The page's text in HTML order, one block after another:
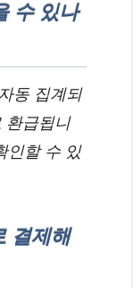
수 있나
동 집계되
환급됩니
인할 수 있
결제해